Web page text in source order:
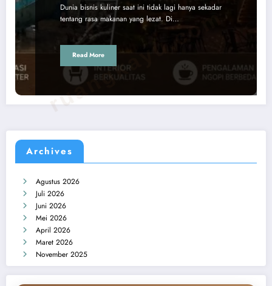
Dunia bisnis kuliner saat ini tidak lagi hanya sekadar
tentang rasa makanan yang lezat. Di…
Read More
Archives
Agustus 2026
Juli 2026
Juni 2026
Mei 2026
April 2026
Maret 2026
November 2025
ruangkayu.com